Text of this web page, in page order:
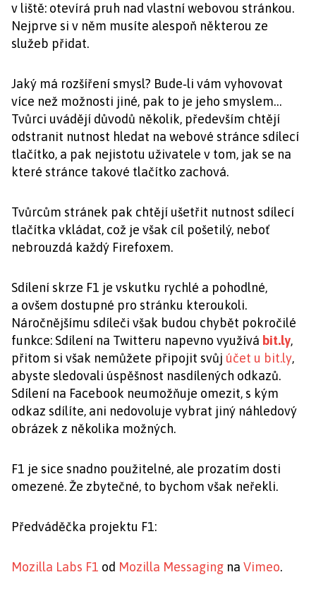
v liště: otevírá pruh nad vlastní webovou stránkou.
Nejprve si v něm musíte alespoň některou ze
služeb přidat.
Jaký má rozšíření smysl? Bude‑li vám vyhovovat
více než možnosti jiné, pak to je jeho smyslem…
Tvůrci uvádějí důvodů několik, především chtějí
odstranit nutnost hledat na webové stránce sdílecí
tlačítko, a pak nejistotu uživatele v tom, jak se na
které stránce takové tlačítko zachová.
Tvůrcům stránek pak chtějí ušetřit nutnost sdílecí
tlačítka vkládat, což je však cíl pošetilý, neboť
nebrouzdá každý Firefoxem.
Sdílení skrze F1 je vskutku rychlé a pohodlné,
a ovšem dostupné pro stránku kteroukoli.
Náročnějšímu sdíleči však budou chybět pokročilé
funkce: Sdílení na Twitteru napevno využívá bit.ly,
přitom si však nemůžete připojit svůj účet u bit.ly,
abyste sledovali úspěšnost nasdílených odkazů.
Sdílení na Facebook neumožňuje omezit, s kým
odkaz sdílíte, ani nedovoluje vybrat jiný náhledový
obrázek z několika možných.
F1 je sice snadno použitelné, ale prozatím dosti
omezené. Že zbytečné, to bychom však neřekli.
Předváděčka projektu F1:
Mozilla Labs F1 od Mozilla Messaging na Vimeo.